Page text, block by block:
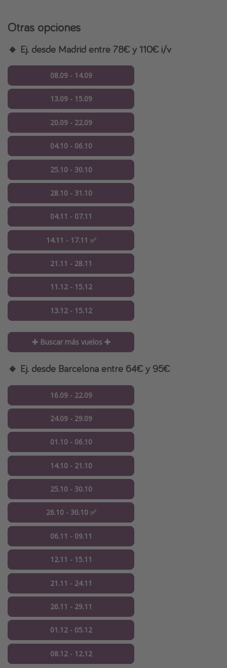
Otras opciones
🔸 Ej. desde Madrid entre 78€ y 110€ i/v
08.09 - 14.09
13.09 - 15.09
20.09 - 22.09
04.10 - 06.10
25.10 - 30.10
28.10 - 31.10
04.11 - 07.11
14.11 - 17.11 ✅
21.11 - 28.11
11.12 - 15.12
13.12 - 15.12
✚ Buscar más vuelos ✚
🔸 Ej. desde Barcelona entre 64€ y 95€
16.09 - 22.09
24.09 - 29.09
01.10 - 06.10
14.10 - 21.10
25.10 - 30.10
26.10 - 30.10 ✅
06.11 - 09.11
12.11 - 15.11
21.11 - 24.11
26.11 - 29.11
01.12 - 05.12
08.12 - 12.12